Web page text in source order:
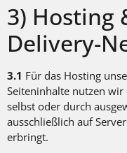
3) Hosting
Delivery-
3.1 Für das Hosting
Seiteninhalte nutzen wir
selbst oder durch
ausschließlich auf
erbringt.